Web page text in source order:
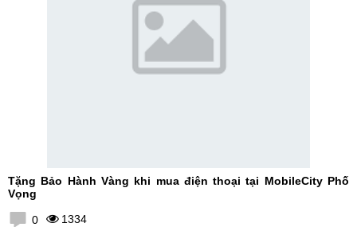
Tặng Bảo Hành Vàng khi mua điện thoại tại MobileCity Phố
Vọng
0 1334